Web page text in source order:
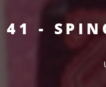
41 -